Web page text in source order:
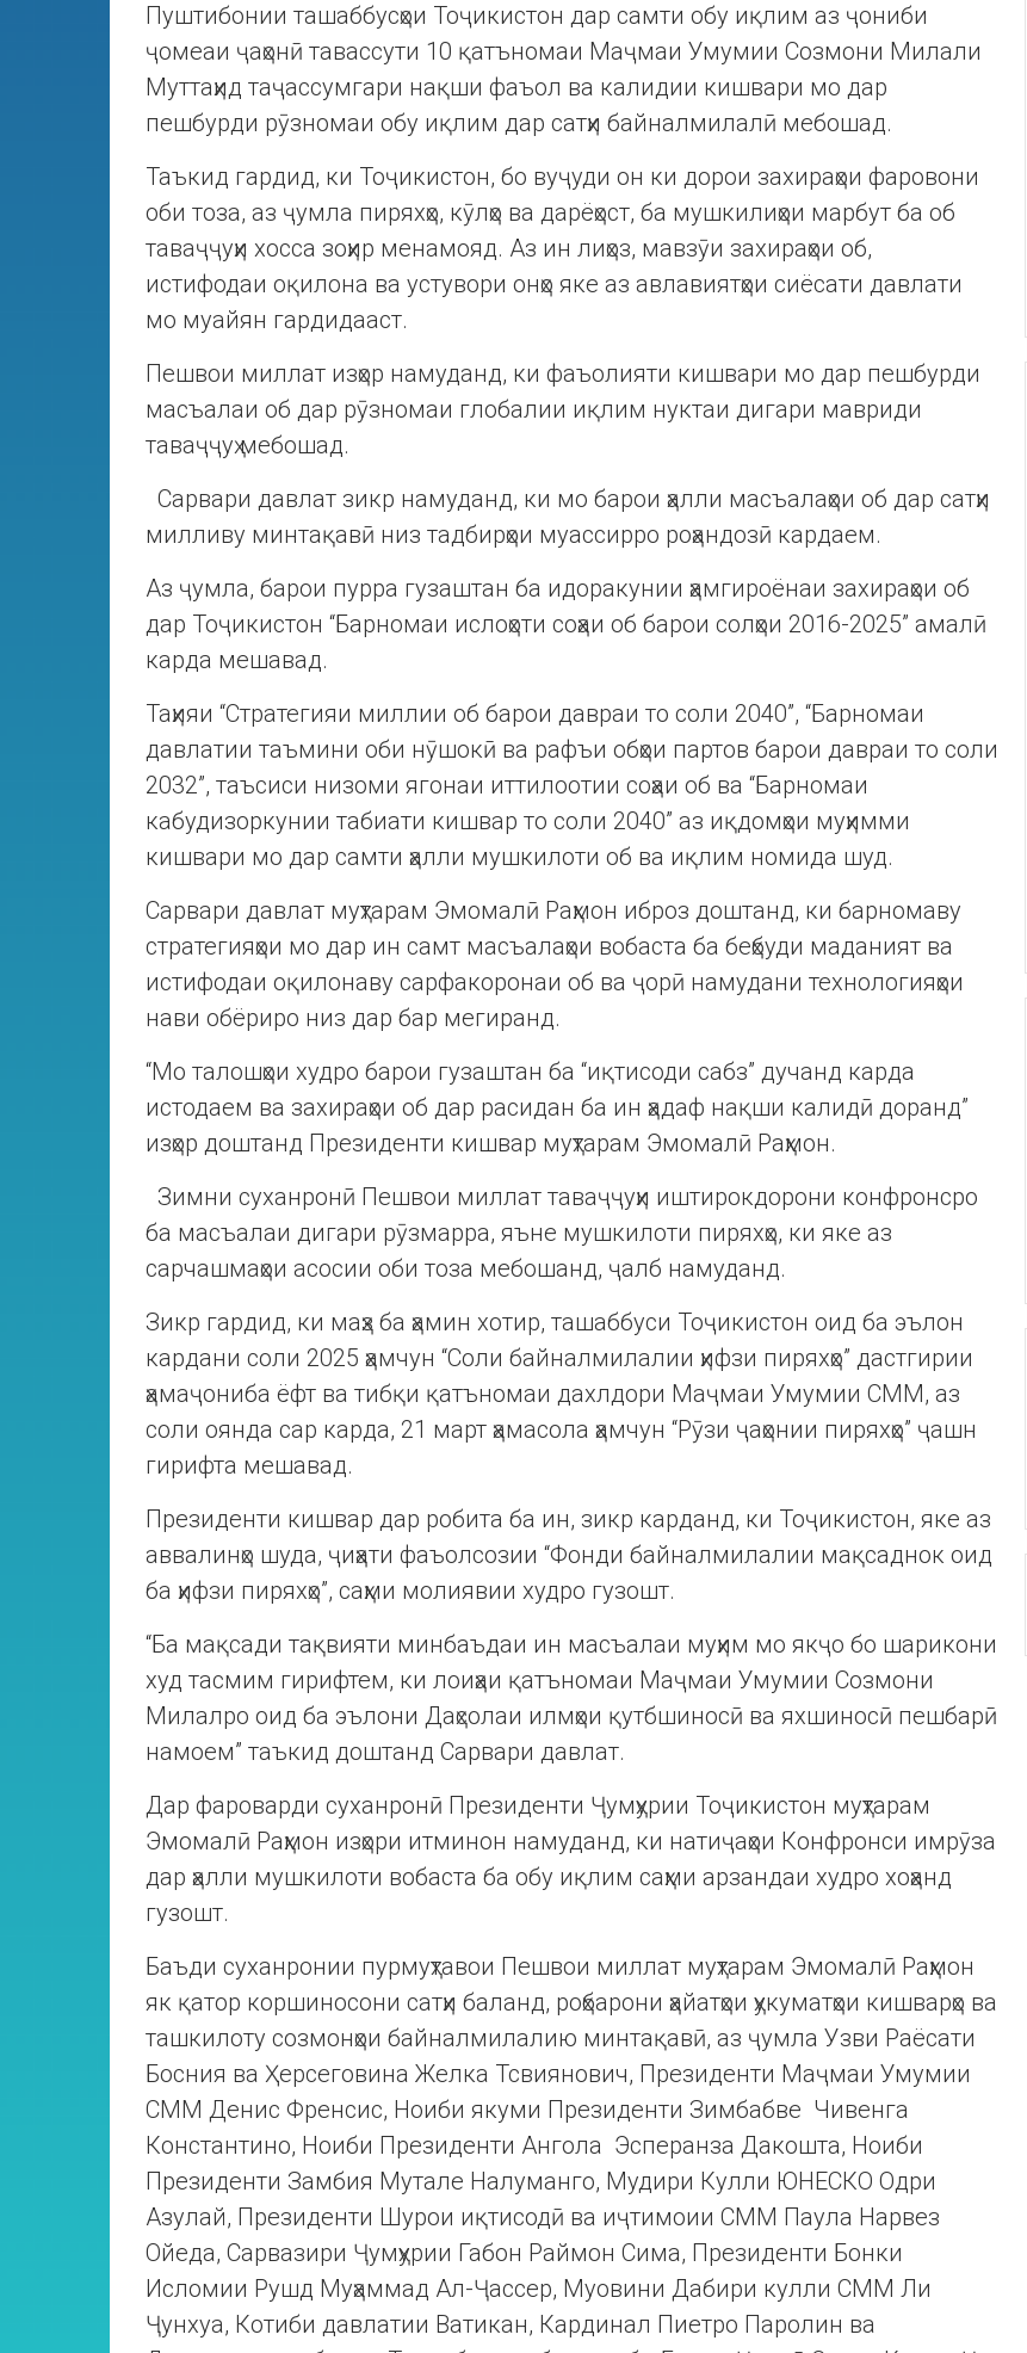
Пуштибонии ташаббусҳои Тоҷикистон дар самти обу иқлим аз ҷониби
ҷомеаи ҷаҳонӣ тавассути 10 қатъномаи Маҷмаи Умумии Созмони Милали
Муттаҳид таҷассумгари нақши фаъол ва калидии кишвари мо дар
пешбурди рӯзномаи обу иқлим дар сатҳи байналмилалӣ мебошад.
Таъкид гардид, ки Тоҷикистон, бо вуҷуди он ки дорои захираҳои фаровони
оби тоза, аз ҷумла пиряхҳо, кӯлҳо ва дарёҳост, ба мушкилиҳои марбут ба об
таваҷҷуҳи хосса зоҳир менамояд. Аз ин лиҳоз, мавзӯи захираҳои об,
истифодаи оқилона ва устувори онҳо яке аз авлавиятҳои сиёсати давлати
мо муайян гардидааст.
Пешвои миллат изҳор намуданд, ки фаъолияти кишвари мо дар пешбурди
масъалаи об дар рӯзномаи глобалии иқлим нуктаи дигари мавриди
таваҷҷуҳ мебошад.
Сарвари давлат зикр намуданд, ки мо барои ҳалли масъалаҳои об дар сатҳи
милливу минтақавӣ низ тадбирҳои муассирро роҳандозӣ кардаем.
Аз ҷумла, барои пурра гузаштан ба идоракунии ҳамгироёнаи захираҳои об
дар Тоҷикистон “Барномаи ислоҳоти соҳаи об барои солҳои 2016-2025” амалӣ
карда мешавад.
Таҳияи “Стратегияи миллии об барои давраи то соли 2040”, “Барномаи
давлатии таъмини оби нӯшокӣ ва рафъи обҳои партов барои давраи то соли
2032”, таъсиси низоми ягонаи иттилоотии соҳаи об ва “Барномаи
кабудизоркунии табиати кишвар то соли 2040” аз иқдомҳои муҳимми
кишвари мо дар самти ҳалли мушкилоти об ва иқлим номида шуд.
Сарвари давлат муҳтарам Эмомалӣ Раҳмон иброз доштанд, ки барномаву
стратегияҳои мо дар ин самт масъалаҳои вобаста ба беҳбуди маданият ва
истифодаи оқилонаву сарфакоронаи об ва ҷорӣ намудани технологияҳои
нави обёриро низ дар бар мегиранд.
“Мо талошҳои худро барои гузаштан ба “иқтисоди сабз” дучанд карда
истодаем ва захираҳои об дар расидан ба ин ҳадаф нақши калидӣ доранд”
изҳор доштанд Президенти кишвар муҳтарам Эмомалӣ Раҳмон.
Зимни суханронӣ Пешвои миллат таваҷҷуҳи иштирокдорони конфронсро
ба масъалаи дигари рӯзмарра, яъне мушкилоти пиряхҳо, ки яке аз
сарчашмаҳои асосии оби тоза мебошанд, ҷалб намуданд.
Зикр гардид, ки маҳз ба ҳамин хотир, ташаббуси Тоҷикистон оид ба эълон
кардани соли 2025 ҳамчун “Соли байналмилалии ҳифзи пиряхҳо” дастгирии
ҳамаҷониба ёфт ва тибқи қатъномаи дахлдори Маҷмаи Умумии СММ, аз
соли оянда сар карда, 21 март ҳамасола ҳамчун “Рӯзи ҷаҳонии пиряхҳо” ҷашн
гирифта мешавад.
Президенти кишвар дар робита ба ин, зикр карданд, ки Тоҷикистон, яке аз
аввалинҳо шуда, ҷиҳати фаъолсозии “Фонди байналмилалии мақсаднок оид
ба ҳифзи пиряхҳо”, саҳми молиявии худро гузошт.
“Ба мақсади тақвияти минбаъдаи ин масъалаи муҳим мо якҷо бо шарикони
худ тасмим гирифтем, ки лоиҳаи қатъномаи Маҷмаи Умумии Созмони
Милалро оид ба эълони Даҳсолаи илмҳои қутбшиносӣ ва яхшиносӣ пешбарӣ
намоем” таъкид доштанд Сарвари давлат.
Дар фароварди суханронӣ Президенти Ҷумҳурии Тоҷикистон муҳтарам
Эмомалӣ Раҳмон изҳори итминон намуданд, ки натиҷаҳои Конфронси имрӯза
дар ҳалли мушкилоти вобаста ба обу иқлим саҳми арзандаи худро хоҳанд
гузошт.
Баъди суханронии пурмуҳтавои Пешвои миллат муҳтарам Эмомалӣ Раҳмон
як қатор коршиносони сатҳи баланд, роҳбарони ҳайатҳои ҳукуматҳои кишварҳо ва
ташкилоту созмонҳои байналмилалию минтақавӣ, аз ҷумла Узви Раёсати
Босния ва Ҳерсеговина Желка Тсвиянович, Президенти Маҷмаи Умумии
СММ Денис Френсис, Ноиби якуми Президенти Зимбабве Чивенга
Константино, Ноиби Президенти Ангола Эсперанза Дакошта, Ноиби
Президенти Замбия Мутале Налуманго, Мудири Кулли ЮНЕСКО Одри
Азулай, Президенти Шурои иқтисодӣ ва иҷтимоии СММ Паула Нарвез
Ойеда, Сарвазири Ҷумҳурии Габон Раймон Сима, Президенти Бонки
Исломии Рушд Муҳаммад Ал-Ҷассер, Муовини Дабири кулли СММ Ли
Ҷунхуа, Котиби давлатии Ватикан, Кардинал Пиетро Паролин ва